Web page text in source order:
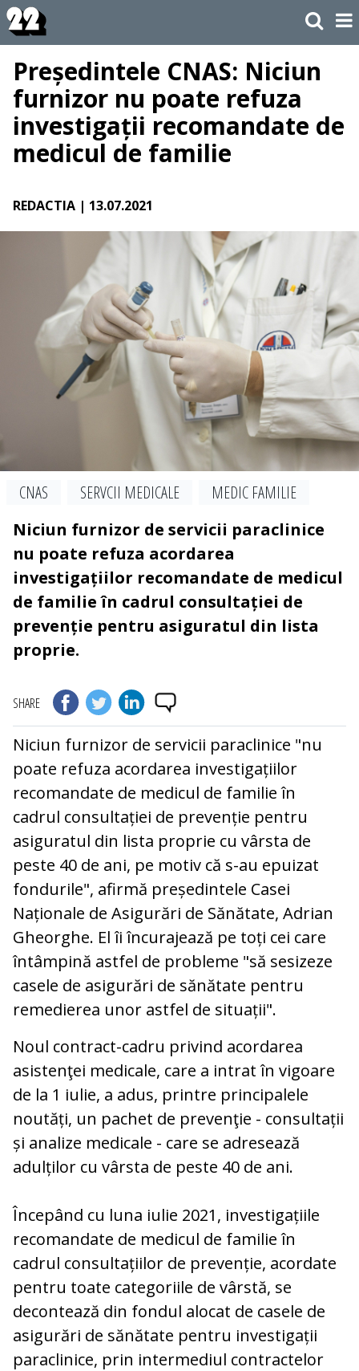
Președintele CNAS: Niciun
furnizor nu poate refuza
investigații recomandate de
medicul de familie
REDACTIA | 13.07.2021
CNAS SERVCII MEDICALE
MEDIC FAMILIE
Niciun furnizor de servicii paraclinice
nu poate refuza acordarea
investigațiilor recomandate de medicul
de familie în cadrul consultației de
prevenție pentru asiguratul din lista
proprie.
SHARE
Niciun furnizor de servicii paraclinice "nu
poate refuza acordarea investigațiilor
recomandate de medicul de familie în
cadrul consultației de prevenție pentru
asiguratul din lista proprie cu vârsta de
peste 40 de ani, pe motiv că s-au epuizat
fondurile", afirmă președintele Casei
Naționale de Asigurări de Sănătate, Adrian
Gheorghe. El îi încurajează pe toți cei care
întâmpină astfel de probleme "să sesizeze
casele de asigurări de sănătate pentru
remedierea unor astfel de situații".
Noul contract-cadru privind acordarea
asistenţei medicale, care a intrat în vigoare
de la 1 iulie, a adus, printre principalele
noutăți, un pachet de prevenţie - consultații
și analize medicale - care se adresează
adulților cu vârsta de peste 40 de ani.
Începând cu luna iulie 2021, investigațiile
recomandate de medicul de familie în
cadrul consultațiilor de prevenție, acordate
pentru toate categoriile de vârstă, se
decontează din fondul alocat de casele de
asigurări de sănătate pentru investigații
paraclinice, prin intermediul contractelor